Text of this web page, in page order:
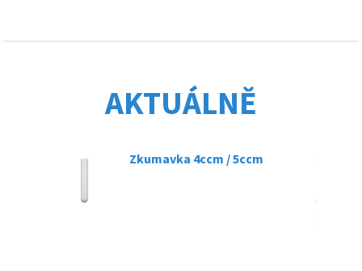
AKTUÁLNĚ
Zkumavka 4ccm / 5ccm